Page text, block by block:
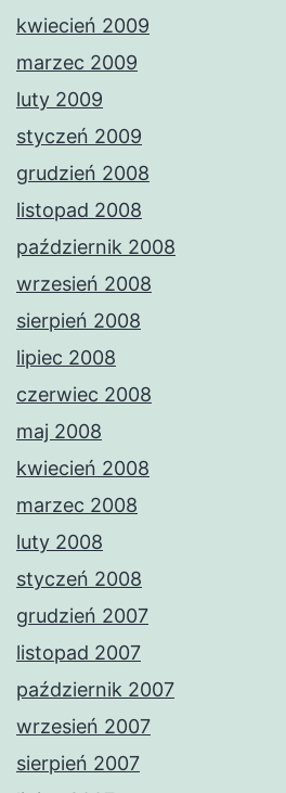
kwiecień 2009
marzec 2009
luty 2009
styczeń 2009
grudzień 2008
listopad 2008
październik 2008
wrzesień 2008
sierpień 2008
lipiec 2008
czerwiec 2008
maj 2008
kwiecień 2008
marzec 2008
luty 2008
styczeń 2008
grudzień 2007
listopad 2007
październik 2007
wrzesień 2007
sierpień 2007